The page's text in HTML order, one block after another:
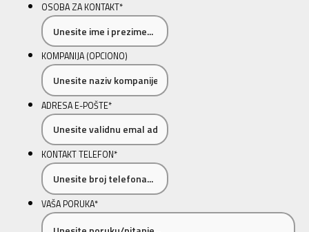
OSOBA ZA KONTAKT*
KOMPANIJA (OPCIONO)
ADRESA E-POŠTE*
KONTAKT TELEFON*
VAŠA PORUKA*